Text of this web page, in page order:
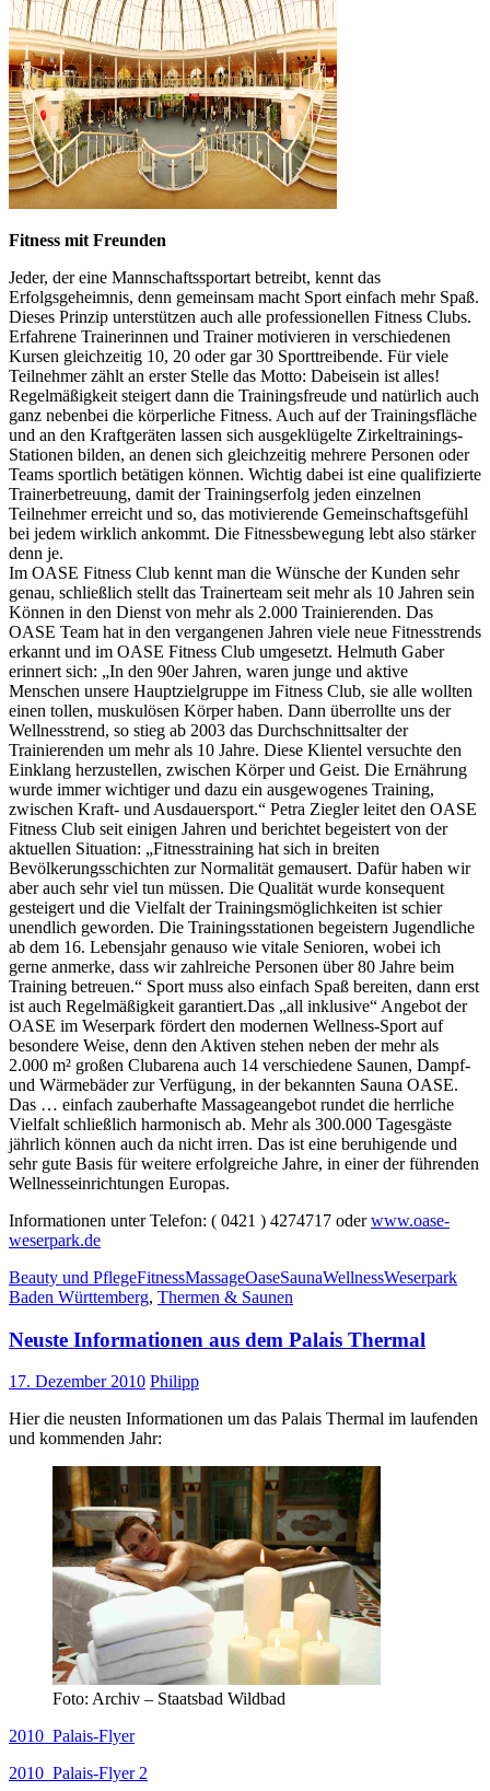
Fitness mit Freunden
Jeder, der eine Mannschaftssportart betreibt, kennt das
Erfolgsgeheimnis, denn gemeinsam macht Sport einfach mehr Spaß.
Dieses Prinzip unterstützen auch alle professionellen Fitness Clubs.
Erfahrene Trainerinnen und Trainer motivieren in verschiedenen
Kursen gleichzeitig 10, 20 oder gar 30 Sporttreibende. Für viele
Teilnehmer zählt an erster Stelle das Motto: Dabeisein ist alles!
Regelmäßigkeit steigert dann die Trainingsfreude und natürlich auch
ganz nebenbei die körperliche Fitness. Auch auf der Trainingsfläche
und an den Kraftgeräten lassen sich ausgeklügelte Zirkeltrainings-
Stationen bilden, an denen sich gleichzeitig mehrere Personen oder
Teams sportlich betätigen können. Wichtig dabei ist eine qualifizierte
Trainerbetreuung, damit der Trainingserfolg jeden einzelnen
Teilnehmer erreicht und so, das motivierende Gemeinschaftsgefühl
bei jedem wirklich ankommt. Die Fitnessbewegung lebt also stärker
denn je.
Im OASE Fitness Club kennt man die Wünsche der Kunden sehr
genau, schließlich stellt das Trainerteam seit mehr als 10 Jahren sein
Können in den Dienst von mehr als 2.000 Trainierenden. Das
OASE Team hat in den vergangenen Jahren viele neue Fitnesstrends
erkannt und im OASE Fitness Club umgesetzt. Helmuth Gaber
erinnert sich: „In den 90er Jahren, waren junge und aktive
Menschen unsere Hauptzielgruppe im Fitness Club, sie alle wollten
einen tollen, muskulösen Körper haben. Dann überrollte uns der
Wellnesstrend, so stieg ab 2003 das Durchschnittsalter der
Trainierenden um mehr als 10 Jahre. Diese Klientel versuchte den
Einklang herzustellen, zwischen Körper und Geist. Die Ernährung
wurde immer wichtiger und dazu ein ausgewogenes Training,
zwischen Kraft- und Ausdauersport.“ Petra Ziegler leitet den OASE
Fitness Club seit einigen Jahren und berichtet begeistert von der
aktuellen Situation: „Fitnesstraining hat sich in breiten
Bevölkerungsschichten zur Normalität gemausert. Dafür haben wir
aber auch sehr viel tun müssen. Die Qualität wurde konsequent
gesteigert und die Vielfalt der Trainingsmöglichkeiten ist schier
unendlich geworden. Die Trainingsstationen begeistern Jugendliche
ab dem 16. Lebensjahr genauso wie vitale Senioren, wobei ich
gerne anmerke, dass wir zahlreiche Personen über 80 Jahre beim
Training betreuen.“ Sport muss also einfach Spaß bereiten, dann erst
ist auch Regelmäßigkeit garantiert.Das „all inklusive“ Angebot der
OASE im Weserpark fördert den modernen Wellness-Sport auf
besondere Weise, denn den Aktiven stehen neben der mehr als
2.000 m² großen Clubarena auch 14 verschiedene Saunen, Dampf-
und Wärmebäder zur Verfügung, in der bekannten Sauna OASE.
Das … einfach zauberhafte Massageangebot rundet die herrliche
Vielfalt schließlich harmonisch ab. Mehr als 300.000 Tagesgäste
jährlich können auch da nicht irren. Das ist eine beruhigende und
sehr gute Basis für weitere erfolgreiche Jahre, in einer der führenden
Wellnesseinrichtungen Europas.
Informationen unter Telefon: ( 0421 ) 4274717 oderwww.oase-
weserpark.de
Beauty und PflegeFitnessMassageOaseSaunaWellnessWeserpark
Baden Württemberg, Thermen & Saunen
Neuste Informationen aus dem Palais Thermal
17. Dezember 2010 Philipp
Hier die neusten Informationen um das Palais Thermal im laufenden
und kommenden Jahr:
Foto: Archiv – Staatsbad Wildbad
2010_Palais-Flyer
2010_Palais-Flyer 2